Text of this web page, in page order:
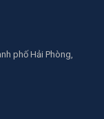
phố Hải Phòng,